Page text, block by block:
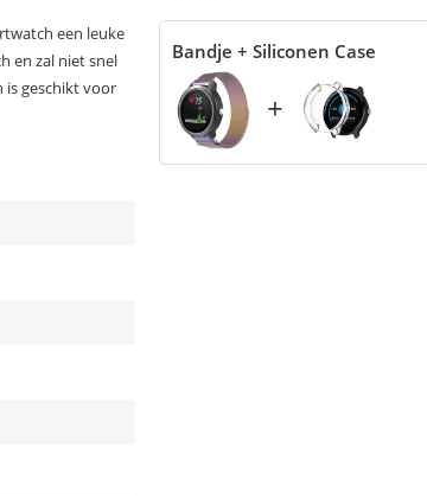
een leuke
en zal niet snel
is geschikt voor
Bandje + Siliconen Case
+